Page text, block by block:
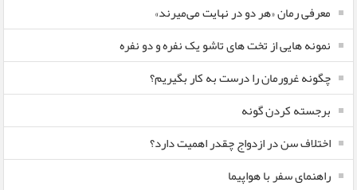
معرفی رمان «هر دو در نهایت می‌میرند»
نمونه هایی از تخت های تاشو یک نفره و دو نفره
چگونه غرورمان را درست به کار بگیریم؟
برجسته کردن گونه
اختلاف سن در ازدواج چقدر اهمیت دارد؟
راهنمای سفر با هواپیما